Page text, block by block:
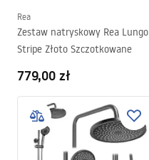
Rea
Zestaw natryskowy Rea Lungo
Stripe Złoto Szczotkowane
779,00 zł